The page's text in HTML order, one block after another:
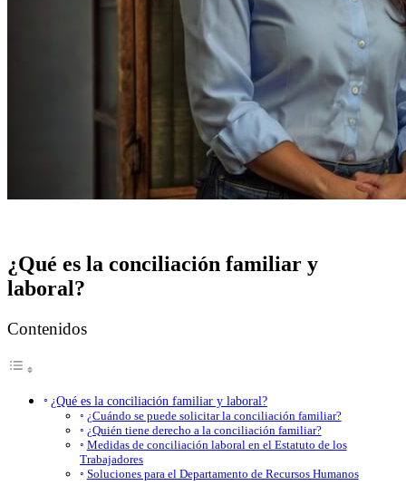
¿Qué es la conciliación familiar y
laboral?
Contenidos
¿Qué es la conciliación familiar y laboral?
¿Cuándo se puede solicitar la conciliación familiar?
¿Quién tiene derecho a la conciliación familiar?
Medidas de conciliación laboral en el Estatuto de los
Trabajadores
Soluciones para el Departamento de Recursos Humanos